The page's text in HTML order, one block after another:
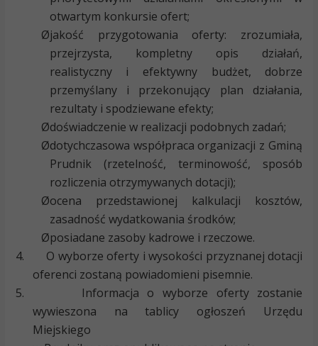
otwartym konkursie ofert;
Øjakość przygotowania oferty: zrozumiała,
przejrzysta, kompletny opis działań,
realistyczny i efektywny budżet, dobrze
przemyślany i przekonujący plan działania,
rezultaty i spodziewane efekty;
Ødoświadczenie w realizacji podobnych zadań;
Ødotychczasowa współpraca organizacji z Gminą
Prudnik (rzetelność, terminowość, sposób
rozliczenia otrzymywanych dotacji);
Øocena przedstawionej kalkulacji kosztów,
zasadność wydatkowania środków;
Øposiadane zasoby kadrowe i rzeczowe.
4.
O wyborze oferty i wysokości przyznanej dotacji
oferenci zostaną powiadomieni pisemnie.
5.
Informacja o wyborze oferty zostanie
wywieszona na tablicy ogłoszeń Urzędu
Miejskiego